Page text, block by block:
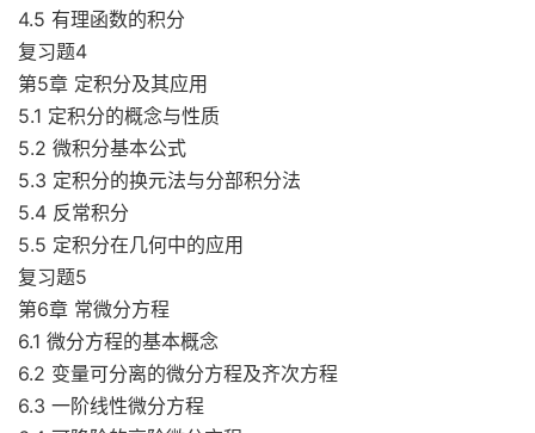
4.5 有理函数的积分
复习题4
第5章 定积分及其应用
5.1 定积分的概念与性质
5.2 微积分基本公式
5.3 定积分的换元法与分部积分法
5.4 反常积分
5.5 定积分在几何中的应用
复习题5
第6章 常微分方程
6.1 微分方程的基本概念
6.2 变量可分离的微分方程及齐次方程
6.3 一阶线性微分方程